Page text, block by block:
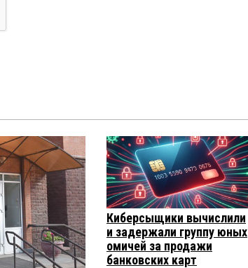
Киберсыщики вычислили
и задержали группу юных
омичей за продажи
банковских карт